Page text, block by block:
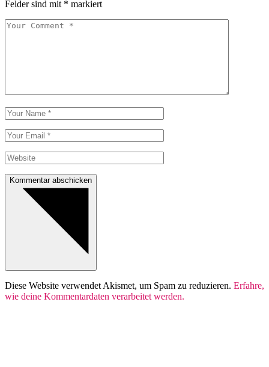
Felder sind mit * markiert
Kommentar abschicken
Diese Website verwendet Akismet, um Spam zu reduzieren. Erfahre,
wie deine Kommentardaten verarbeitet werden.